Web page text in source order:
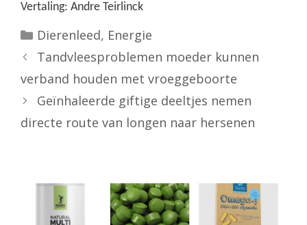
Vertaling: Andre Teirlinck
Categorieën
Dierenleed, Energie
Tandvleesproblemen moeder kunnen
verband houden met vroeggeboorte
Geïnhaleerde giftige deeltjes nemen
directe route van longen naar hersenen